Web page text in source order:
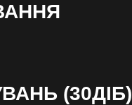
(30ДІБ)